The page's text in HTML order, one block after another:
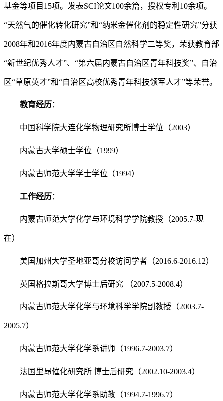
基金等项目15项。发表SCI论文100余篇，授权专利10余项。
“天然气的催化转化研究”和“纳米金催化剂的稳定性研究”分获
2008年和2016年度内蒙古自治区自然科学二等奖，荣获教育部
“新世纪优秀人才”、“第六届内蒙古自治区青年科技奖”、自治
区“草原英才”和“自治区高校优秀青年科技领军人才”等荣誉。
教育经历：
中国科学院大连化学物理研究所博士学位（2003）
内蒙古大学硕士学位（1999）
内蒙古师范大学学士学位（1994）
工作经历：
内蒙古师范大学化学与环境科学学院教授（2005.7-现
在）
美国加州大学圣地亚哥分校访问学者（2016.6-2016.12）
英国格拉斯哥大学博士后研究 （2007.5-2008.4）
内蒙古师范大学化学与环境科学学院副教授（2003.7-
2005.7）
内蒙古师范大学化学系讲师（1996.7-2003.7）
法国里昂催化研究所 博士后研究（2002.10-2003.4）
内蒙古师范大学化学系助教（1994.7-1996.7）